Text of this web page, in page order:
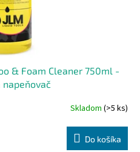
& Foam Cleaner 750ml -
napeňovač
Skladom (>5 ks)
Do košíka